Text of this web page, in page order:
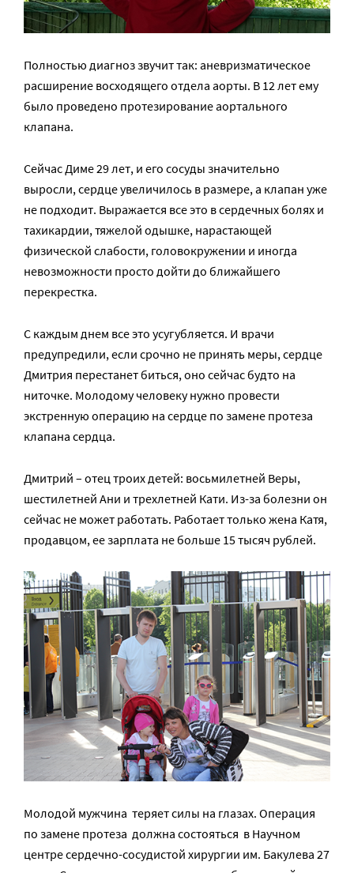
Полностью диагноз звучит так: аневризматическое
расширение восходящего отдела аорты. В 12 лет ему
было проведено протезирование аортального
клапана.
Сейчас Диме 29 лет, и его сосуды значительно
выросли, сердце увеличилось в размере, а клапан уже
не подходит. Выражается все это в сердечных болях и
тахикардии, тяжелой одышке, нарастающей
физической слабости, головокружении и иногда
невозможности просто дойти до ближайшего
перекрестка.
С каждым днем все это усугубляется. И врачи
предупредили, если срочно не принять меры, сердце
Дмитрия перестанет биться, оно сейчас будто на
ниточке. Молодому человеку нужно провести
экстренную операцию на сердце по замене протеза
клапана сердца.
Дмитрий – отец троих детей: восьмилетней Веры,
шестилетней Ани и трехлетней Кати. Из-за болезни он
сейчас не может работать. Работает только жена Катя,
продавцом, ее зарплата не больше 15 тысяч рублей.
Молодой мужчина теряет силы на глазах. Операция
по замене протеза должна состояться в Научном
центре сердечно-сосудистой хирургии им. Бакулева 27